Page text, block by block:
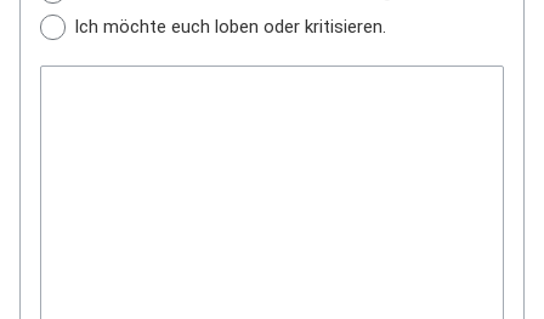
Ich möchte euch loben oder kritisieren.